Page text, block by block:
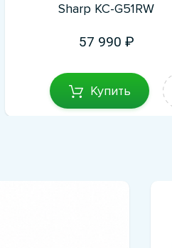
Sharp KC-G51RW
57 990
Купить